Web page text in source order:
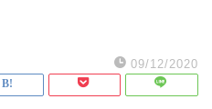
09/12/2020